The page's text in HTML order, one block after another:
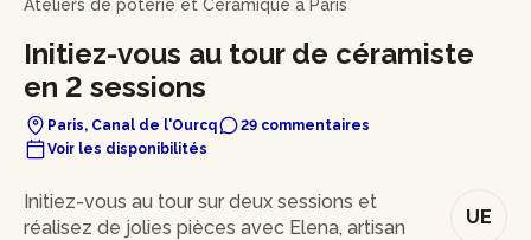
Ateliers de poterie et Céramique à Paris
Initiez-vous au tour de céramiste
en 2 sessions
Paris, Canal de l'Ourcq
29 commentaires
Voir les disponibilités
En bref
UE
Initiez-vous au tour sur deux sessions et
réalisez de jolies pièces avec Elena, artisan